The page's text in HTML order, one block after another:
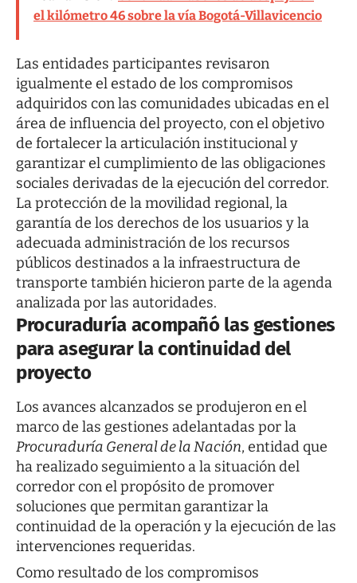
el kilómetro 46 sobre la vía Bogotá-Villavicencio
Las entidades participantes revisaron
igualmente el estado de los compromisos
adquiridos con las comunidades ubicadas en el
área de influencia del proyecto, con el objetivo
de fortalecer la articulación institucional y
garantizar el cumplimiento de las obligaciones
sociales derivadas de la ejecución del corredor.
La protección de la movilidad regional, la
garantía de los derechos de los usuarios y la
adecuada administración de los recursos
públicos destinados a la infraestructura de
transporte también hicieron parte de la agenda
analizada por las autoridades.
Procuraduría acompañó las gestiones
para asegurar la continuidad del
proyecto
Los avances alcanzados se produjeron en el
marco de las gestiones adelantadas por la
Procuraduría General de la Nación, entidad que
ha realizado seguimiento a la situación del
corredor con el propósito de promover
soluciones que permitan garantizar la
continuidad de la operación y la ejecución de las
intervenciones requeridas.
Como resultado de los compromisos